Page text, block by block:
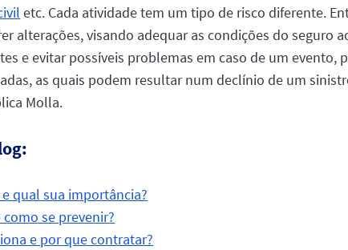
etc. Cada atividade tem um tipo de risco diferente.
alterações, visando adequar as condições do seguro
e evitar possíveis problemas em caso de um
as quais podem resultar num declínio de um
Molla.
qual sua importância?
se prevenir?
e por que contratar?